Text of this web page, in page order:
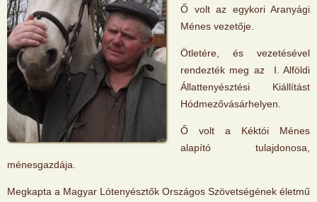
Ő volt az egykori Aranyági
Ménes vezetője.
Ötletére, és vezetésével
rendezték meg az I. Alföldi
Állattenyésztési Kiállítást
Hódmezővásárhelyen.
Ő volt a Kéktói Ménes
alapító tulajdonosa,
ménesgazdája.
Megkapta a Magyar Lótenyésztők Országos Szövetségének életmű